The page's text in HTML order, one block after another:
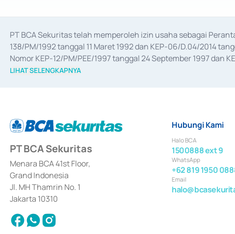
PT BCA Sekuritas telah memperoleh izin usaha sebagai
138/PM/1992 tanggal 11 Maret 1992 dan KEP-06/D.04/2014
Nomor KEP-12/PM/PEE/1997 tanggal 24 September 1997 dan
merger, akuisisi, divestasi, dan
LIHAT SELENGKAPNYA
PT BCA Sekuritas
Menara BCA 41st Floor,
Grand Indonesia
Jl. MH Thamrin No. 1
Jakarta 10310
Hubungi Kami
Halo BCA
1500888 ext 9
WhatsApp
+62 819 1950
Email